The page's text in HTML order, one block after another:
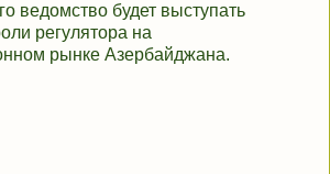
ведомство будет выступать
регулятора на
рынке Азербайджана.